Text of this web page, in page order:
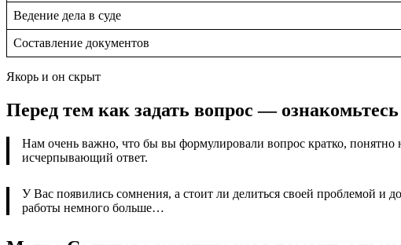
Ведение дела в суде
Составление документов
Якорь и он скрыт
Перед тем как задать вопрос —
Нам очень важно, что бы вы формулировали вопрос кратко, понятно
исчерпывающий ответ.
У Вас появились сомнения, а стоит ли делиться своей проблемой и
работы немного больше…